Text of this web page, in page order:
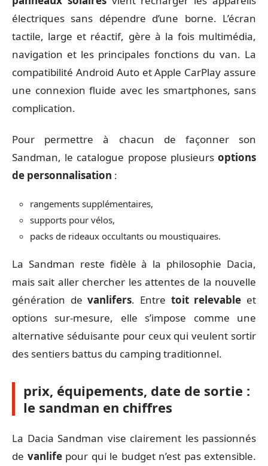
électriques sans dépendre d’une borne. L’écran
tactile, large et réactif, gère à la fois multimédia,
navigation et les principales fonctions du van. La
compatibilité Android Auto et Apple CarPlay assure
une connexion fluide avec les smartphones, sans
complication.
Pour permettre à chacun de façonner son
Sandman, le catalogue propose plusieurs options
de personnalisation :
rangements supplémentaires,
supports pour vélos,
packs de rideaux occultants ou moustiquaires.
La Sandman reste fidèle à la philosophie Dacia,
mais sait aller chercher les attentes de la nouvelle
génération devanlifers. Entre toit relevable et
options sur-mesure, elle s’impose comme une
alternative séduisante pour ceux qui veulent sortir
des sentiers battus du camping traditionnel.
prix, équipements, date de sortie :
le sandman en chiffres
La Dacia Sandman vise clairement les passionnés
de vanlifepour qui le budget n’est pas extensible.